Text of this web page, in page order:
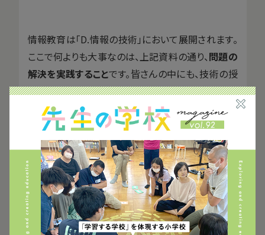
情報教育は「D.情報の技術」において展開されます。
ここで何よりも大事なのは、上記資料の通り、問題の
解決を実践することです。皆さんの中にも、技術の授
業で木材を使って棚を作る、などの経験をされた方
が多いと思いますが、これが「プログラミング」の実践
に置き変わると考えるとよいと思います。
「家のコンピュータで役立つアプリケーションをプロ
グラミングしている」と、上記資料にはあります。この
ような中学生の姿が想像されています。そして高等
学校では、上述の通り、「コンピュータとプログラミン
グ」において、「モデル化やシミュレーションを通して